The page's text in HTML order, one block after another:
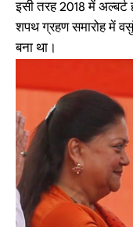
इसी तरह 2018 में
शपथ ग्रहण समारोह में
बना था।